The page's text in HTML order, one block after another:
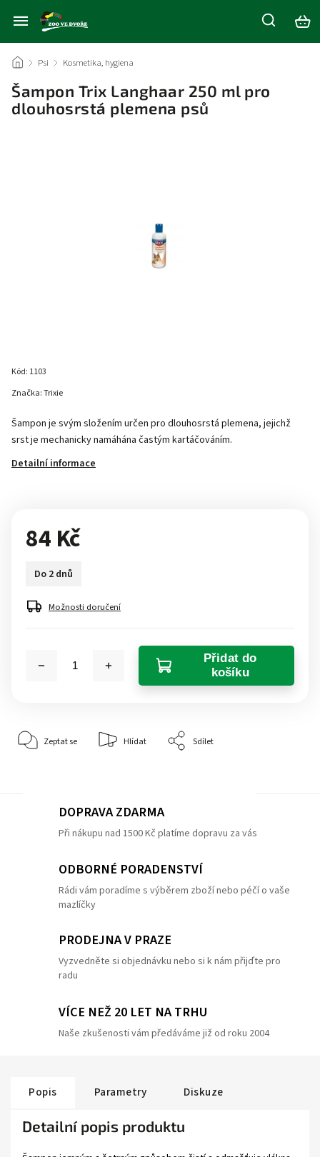
/ Psi / Kosmetika, hygiena
Šampon Trix Langhaar 250 ml pro
dlouhosrstá plemena psů
Kód: 1103
Šampon je svým složením určen pro dlouhosrstá plemena, jejichž
srst je mechanicky namáhána častým kartáčováním.
Detailní informace
Značka:Trixie
84 Kč
Do 2 dnů
Možnosti doručení
Přidat do
košíku
Zeptat se Hlídat Sdílet
DOPRAVA ZDARMA
Při nákupu nad 1500 Kč platíme dopravu za vás
ODBORNÉ PORADENSTVÍ
Rádi vám poradíme s výběrem zboží nebo péčí o vaše
mazlíčky
PRODEJNA V PRAZE
Vyzvedněte si objednávku nebo si k nám přijďte pro
radu
VÍCE NEŽ 20 LET NA TRHU
Naše zkušenosti vám předáváme již od roku 2004
Popis Parametry Diskuze
Detailní popis produktu